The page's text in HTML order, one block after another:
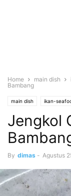
Home main dish
Bambang
main dish ikan-
Jengkol
By dimas - Agustus